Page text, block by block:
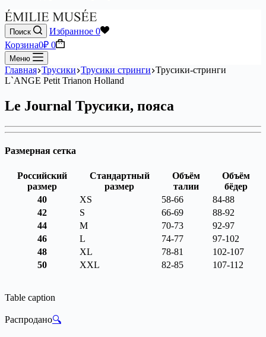
Поиск Избранное 0
Корзина0₽ 0
Меню
Главная Трусики Трусики стринги Трусики-стринги
L`ANGE Petit Trianon Holland
Le Journal Трусики, пояса
Размерная сетка
Российский
размер
Стандартный
размер
Объём
талии
Объём
бёдер
40
XS 58-66
84-88
42
S 66-69
88-92
44
M 70-73
92-97
46
L 74-77
97-102
48
XL 78-81
102-107
50
XXL 82-85 107-112
Table caption
Распродано🔍